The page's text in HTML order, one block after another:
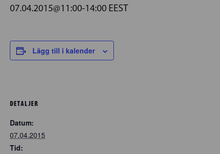
07.04.2015@11:00-14:00 EEST
Lägg till i kalender
DETALJER
Datum:
07.04.2015
Tid: